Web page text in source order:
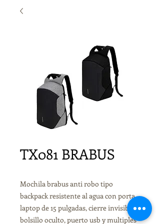
TX081 BRABUS
Mochila brabus anti robo tipo
backpack resistente al agua con porta
laptop de 15 pulgadas, cierre invisible,
bolsillo oculto, puerto usb y multiples